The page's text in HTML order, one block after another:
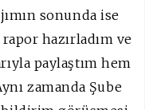
sonunda ise
hazırladım ve
paylaştım hem
zamanda Şube